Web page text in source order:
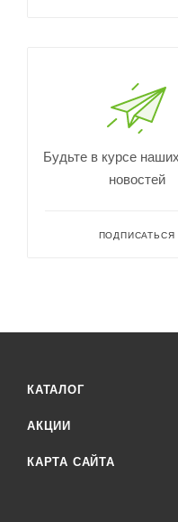
Будьте в курсе
новостей
ПОДПИСАТЬСЯ
КАТАЛОГ
АКЦИИ
КАРТА САЙТА